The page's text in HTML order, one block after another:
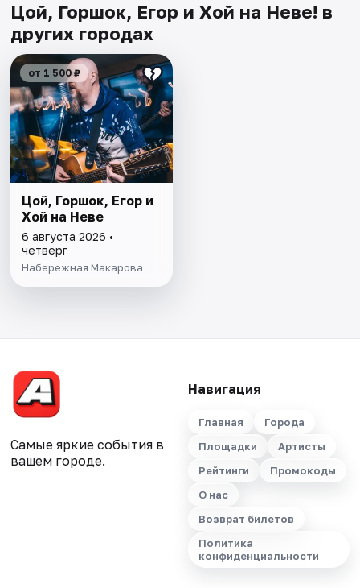
Цой, Горшок, Егор и Хой на Неве! в
других городах
от 1 500 ₽
Цой, Горшок, Егор и
Хой на Неве
6 августа 2026 •
четверг
Набережная Макарова
Самые яркие события в
вашем городе.
Навигация
Главная
Города
Площадки
Артисты
Рейтинги
Промокоды
О нас
Возврат билетов
Политика
конфиденциальности